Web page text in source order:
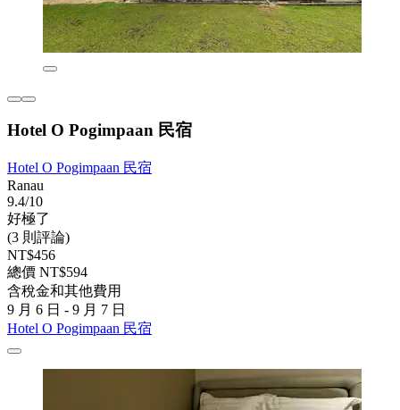
Hotel O Pogimpaan 民宿
Hotel O Pogimpaan 民宿
Ranau
9.4/10
好極了
(3 則評論)
NT$456
總價 NT$594
含稅金和其他費用
9 月 6 日 - 9 月 7 日
Hotel O Pogimpaan 民宿